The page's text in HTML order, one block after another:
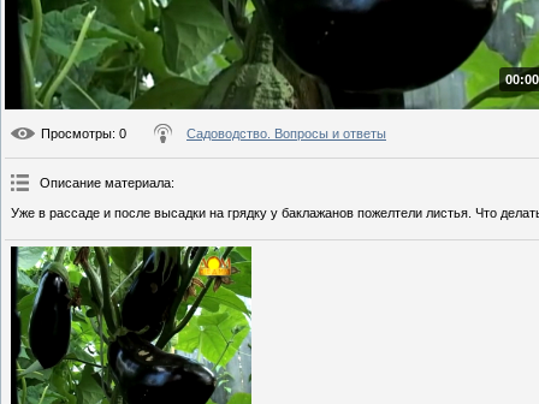
Просмотры: 0 Садоводство. Вопросы и ответы
Описание материала:
Уже в рассаде и после высадки на грядку у баклажанов пожелтели листья. Что